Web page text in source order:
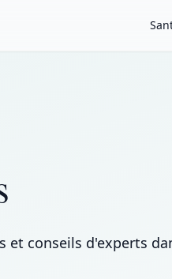
et conseils d'experts